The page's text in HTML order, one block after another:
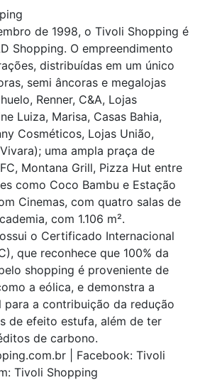
de 1998, o Tivoli Shopping é
Shopping. O empreendimento
distribuídas em um único
semi âncoras e megalojas
Renner, C&A, Lojas
Luiza, Marisa, Casas Bahia,
Cosméticos, Lojas União,
uma ampla praça de
Montana Grill, Pizza Hut entre
como Coco Bambu e Estação
Cinemas, com quatro salas de
com 1.106 m².
o Certificado Internacional
que reconhece que 100% da
shopping é proveniente de
a eólica, e demonstra a
para a contribuição da redução
de efeito estufa, além de ter
de carbono.
| Facebook: Tivoli
Tivoli Shopping